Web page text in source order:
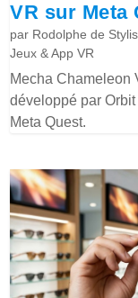
VR sur Meta
par Rodolphe de
Jeux & App VR
Mecha Chameleon
développé par
Meta Quest.